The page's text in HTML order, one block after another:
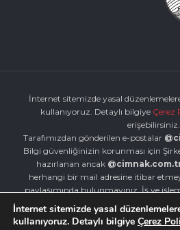
İnternet sitemizde yasal
kullanıyoruz. Detaylı bilgiye Çerez
erişebilirsiniz.
Tarafımızdan gönderilen e-postalar
Bilgi güvenliğinizin korunması için
hazırlanan ancak
herhangi bir mail adresine itibar
paylaşımında bulunmayınız. İş ve
alan iletişim bilgilerimizden
İletişim Bilgileri için
İnternet sitemizde yasal
kullanıyoruz. Detaylı bilgiye Çerez